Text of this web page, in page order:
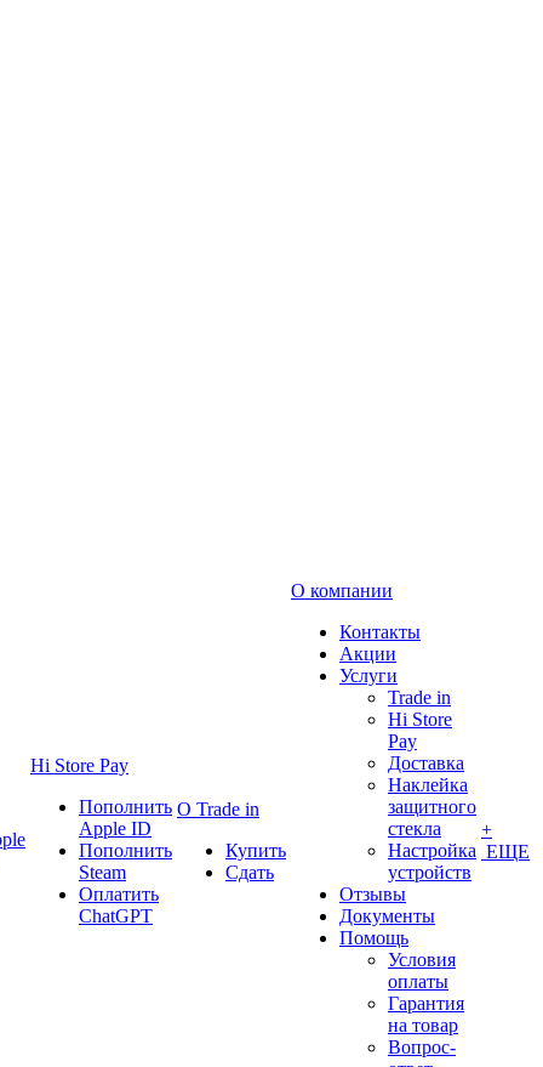
Hi Store Pay
Пополнить
Apple ID
Пополнить
Steam
Оплатить
ChatGPT
О Trade in
Купить
Сдать
О компании
Контакты
Акции
Услуги
Trade in
Hi Store
Pay
Доставка
Наклейка
защитного
стекла
Настройка
устройств
Отзывы
Документы
Помощь
Условия
оплаты
Гарантия
на товар
Вопрос-
+
ЕЩЕ